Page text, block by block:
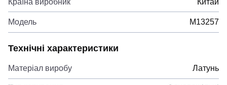
Модель M13257
Технічні характеристики
Матеріал виробу Латунь